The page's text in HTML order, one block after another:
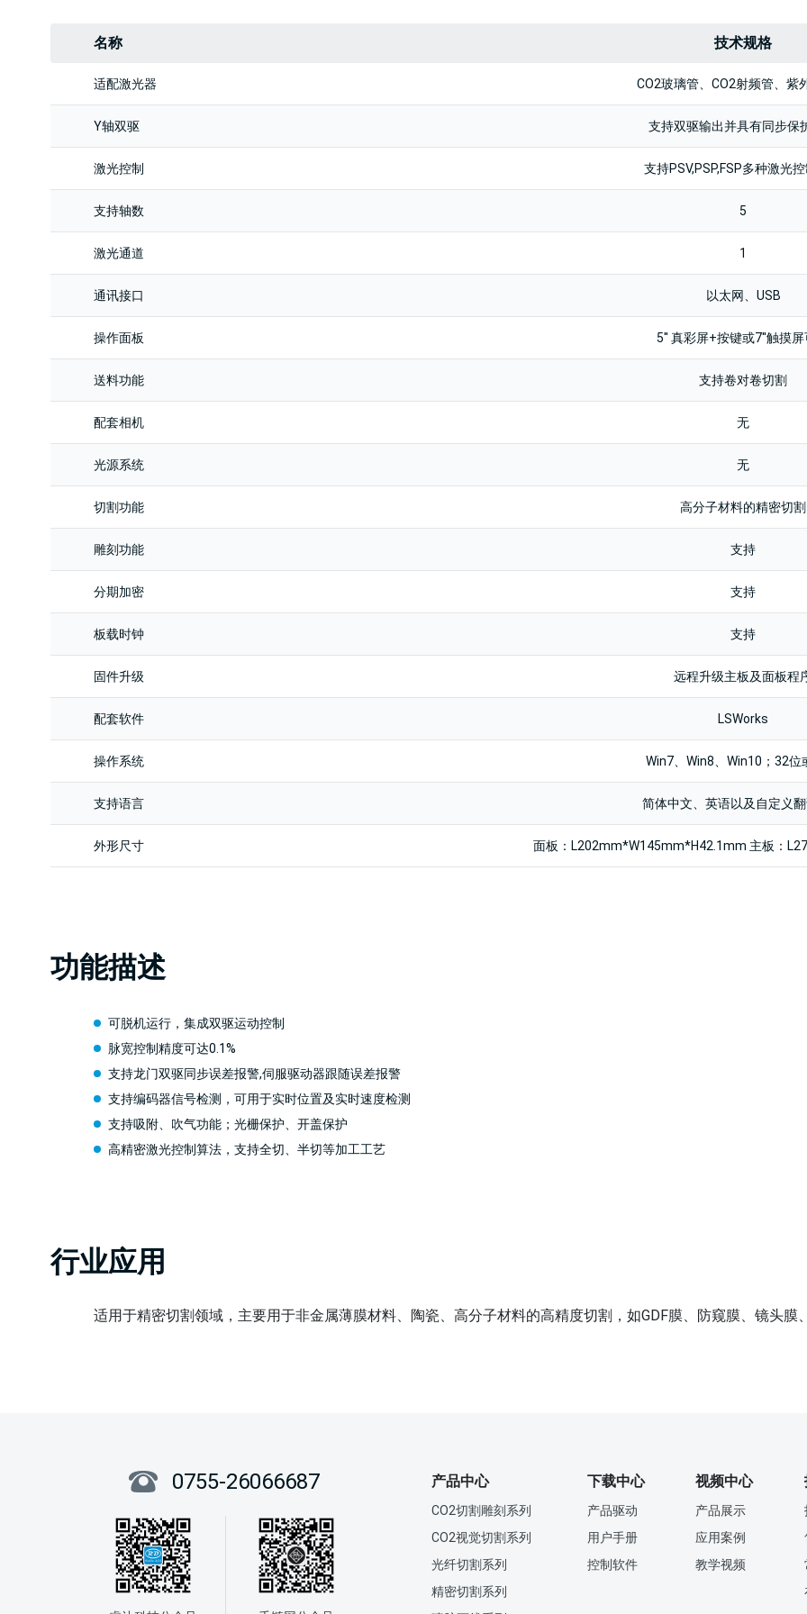
名称 技术规格
适配激光器 CO2玻璃管、CO2射频管、紫
Y轴双驱 支持双驱输出并具有同步保
激光控制 支持PSV,PSP,FSP多种激光
支持轴数 5
激光通道 1
通讯接口 以太网、USB
操作面板 5'' 真彩屏+按键或7''触摸屏
送料功能 支持卷对卷切割
配套相机 无
光源系统 无
切割功能 高分子材料的精密切割
雕刻功能 支持
分期加密 支持
板载时钟 支持
固件升级 远程升级主板及面板程
配套软件 LSWorks
操作系统 Win7、Win8、Win10；32位
支持语言 简体中文、英语以及自定义
外形尺寸 面板：L202mm*W145mm*H42.1mm 主板：
功能描述
可脱机运行，集成双驱运动控制
脉宽控制精度可达0.1%
支持龙门双驱同步误差报警,伺服驱动器跟随误差报警
支持编码器信号检测，可用于实时位置及实时速度检测
支持吸附、吹气功能；光栅保护、开盖保护
高精密激光控制算法，支持全切、半切等加工工艺
行业应用
适用于精密切割领域，主要用于非金属薄膜材料、陶瓷、高分子材料的高精度切割，如GDF膜、防窥膜、镜头膜
0755-26066687 产品中心
CO2切割雕刻系列
CO2视觉切割系列
光纤切割系列
精密切割系列
下载中心
产品驱动
用户手册
控制软件
视频中心
产品展示
应用案例
教学视频